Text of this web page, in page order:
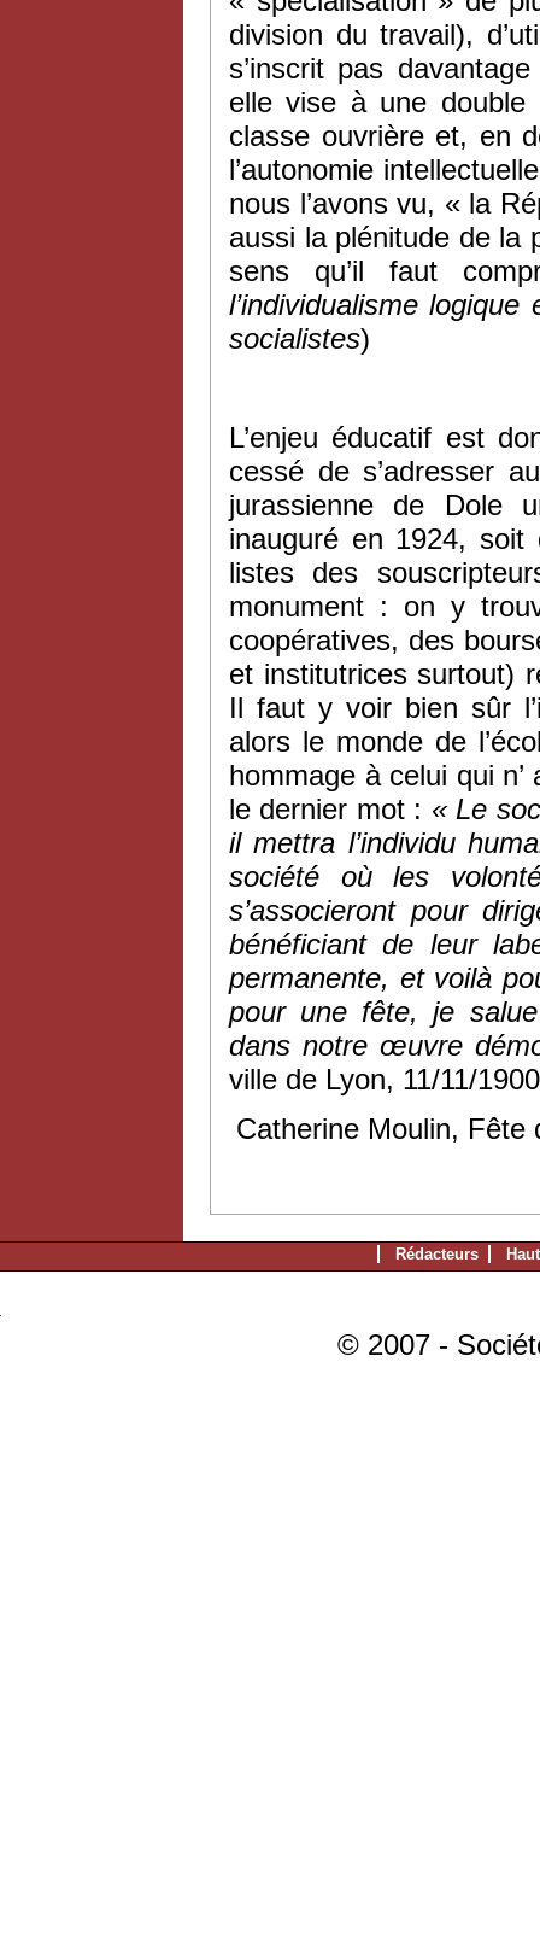
division du travail),
s’inscrit pas
elle vise à une double
classe ouvrière et, en
l’autonomie
nous l’avons vu, « la
aussi la plénitude de la
sens qu’il faut
l’individualisme
socialistes)
L’enjeu éducatif est
cessé de s’adresser
jurassienne de Dole
inauguré en 1924,
listes des
monument : on y
coopératives, des
et institutrices surtout)
Il faut y voir bien sûr
alors le monde de
hommage à celui qui n’
le dernier mot : « Le
il mettra l’individu
société où les
s’associeront pour
bénéficiant de leur
permanente, et voilà
pour une fête, je
dans notre œuvre
ville de Lyon, 11/11/
Catherine Moulin, Fête
Rédacteurs
© 2007 -